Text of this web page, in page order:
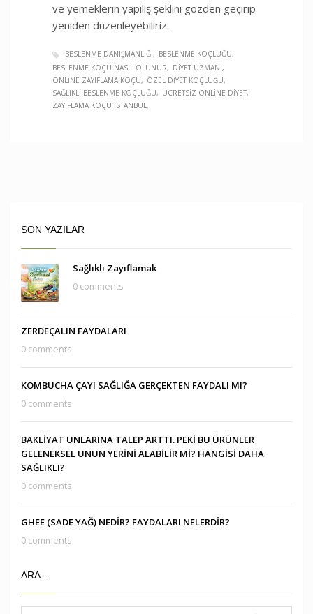
ve yemeklerin yapılış şeklini gözden geçirip
yeniden düzenleyebiliriz..
BESLENME DANIŞMANLIĞI
BESLENME KOÇLUĞU
BESLENME KOÇU NASIL OLUNUR
DIYET UZMANI
ONLINE ZAYIFLAMA KOÇU
ÖZEL DIYET KOÇLUĞU
SAĞLIKLI BESLENME KOÇLUĞU
ÜCRETSIZ ONLINE DIYET
ZAYIFLAMA KOÇU ISTANBUL
SON YAZILAR
Sağlıklı Zayıflamak
0 comments
ZERDEÇALIN FAYDALARI
0 comments
KOMBUCHA ÇAYI SAĞLIĞA GERÇEKTEN FAYDALI MI?
0 comments
BAKLİYAT UNLARINA TALEP ARTTI. PEKİ BU ÜRÜNLER
GELENEKSEL UNUN YERİNİ ALABİLİR Mİ? HANGİSİ DAHA
SAĞLIKLI?
0 comments
GHEE (SADE YAĞ) NEDİR? FAYDALARI NELERDİR?
0 comments
ARA…